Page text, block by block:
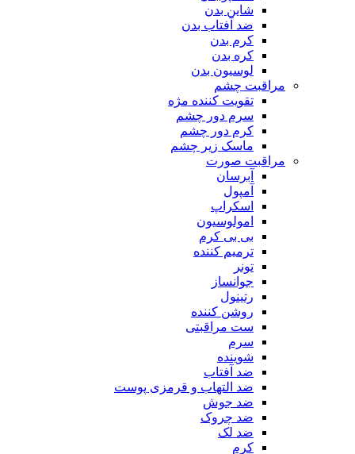
شاین بدن
ضد آفتاب بدن
کرم بدن
کره بدن
لوسیون بدن
مراقبت چشم
تقویت کننده مژه
سرم دور چشم
کرم دور چشم
ماسک زیر چشم
مراقبت صورت
آبرسان
آمپول
اسکراپ
امولوسیون
بی بی کرم
ترمیم کننده
تونر
جوانساز
رتینول
روشن کننده
ست مراقبتی
سرم
شوینده
ضد آفتاب
ضد التهاب و قرمزی پوست
‌ضد جوش
ضد چروک
ضد لک
کرم